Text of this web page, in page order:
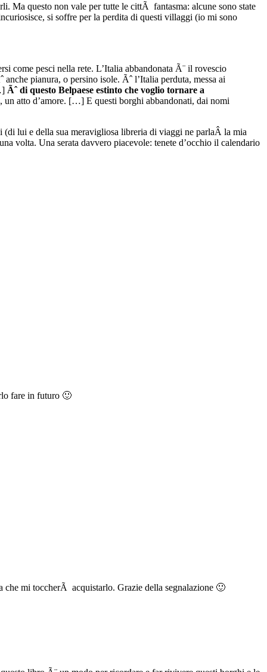
Ma questo non vale per tutte le cittÃ fantasma: alcune sono state
si soffre per la perdita di questi villaggi (io mi sono
come pesci nella rete. L’Italia abbandonata Ã¨ il rovescio
pianura, o persino isole. Ãˆ l’Italia perduta, messa ai
Ãˆ di questo Belpaese estinto che voglio tornare a
un atto d’amore. […] E questi borghi abbandonati, dai nomi
lui e della sua meravigliosa libreria di viaggi ne parlaÂ la mia
volta. Una serata davvero piacevole: tenete d’occhio il calendario
fare in futuro 🙂
mi toccherÃ acquistarlo. Grazie della segnalazione 🙂